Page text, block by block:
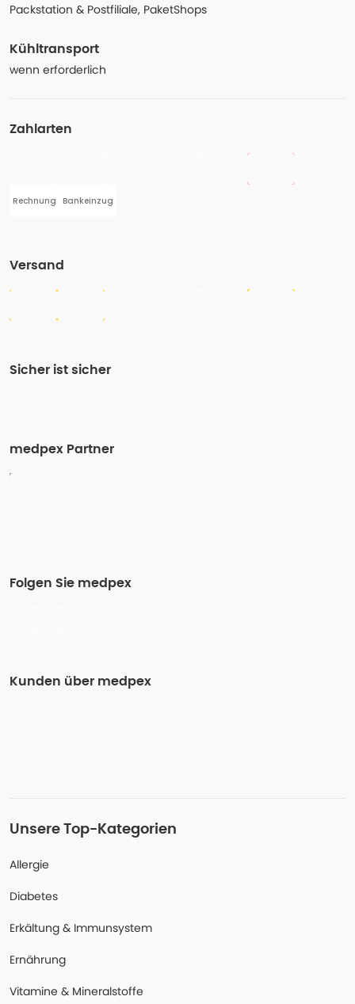
Packstation & Postfiliale, PaketShops
Kühltransport
wenn erforderlich
Zahlarten
Rechnung Bankeinzug
Versand
Sicher ist sicher
medpex Partner
Folgen Sie medpex
Kunden über medpex
Unsere Top-Kategorien
Allergie
Diabetes
Erkältung & Immunsystem
Ernährung
Vitamine & Mineralstoffe